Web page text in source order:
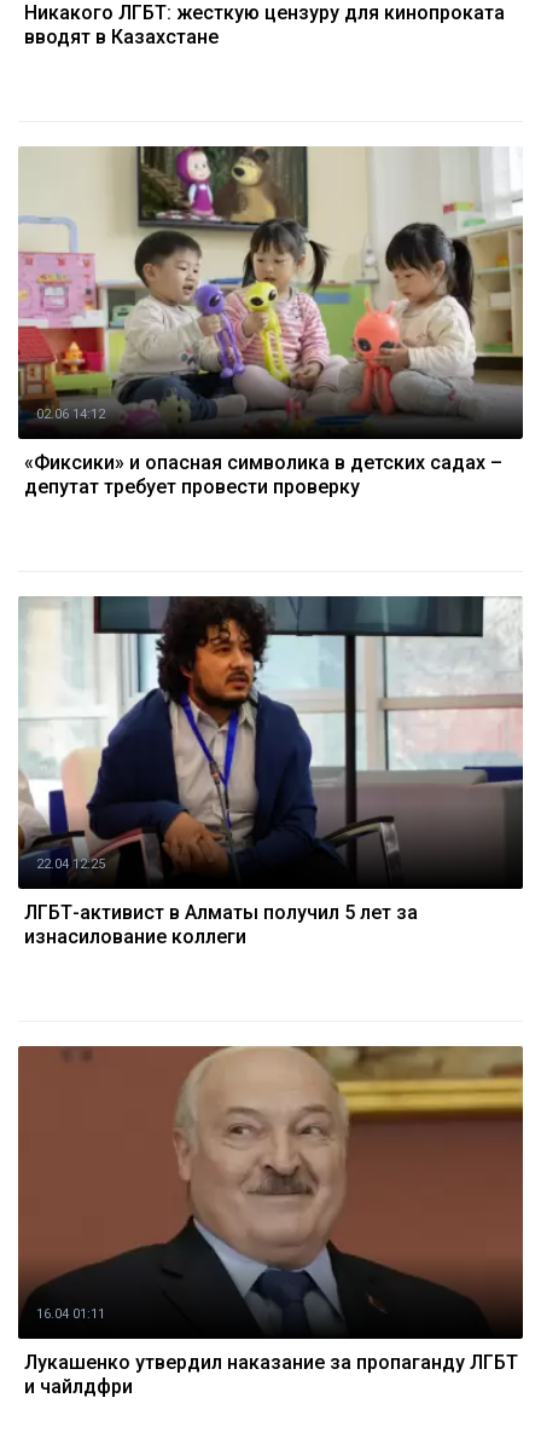
Никакого ЛГБТ: жесткую цензуру для кинопроката
вводят в Казахстане
02.06 14:12
«Фиксики» и опасная символика в детских садах –
депутат требует провести проверку
22.04 12:25
ЛГБТ-активист в Алматы получил 5 лет за
изнасилование коллеги
16.04 01:11
Лукашенко утвердил наказание за пропаганду ЛГБТ
и чайлдфри